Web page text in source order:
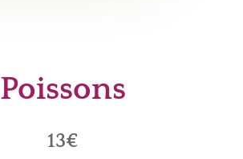
Poissons
13€